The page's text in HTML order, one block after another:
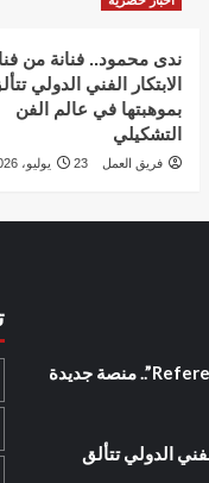
ندى محمود.. فنانة من
الابتكار الفني الدولي
بموهبتها في عالم الفن
التشكيلي
فريق العمل 23 يوليو، 2026
آلاء الرفاعي تعلن انطلاق معرض “Reference”.. منصة جديدة
الدولي تتألق